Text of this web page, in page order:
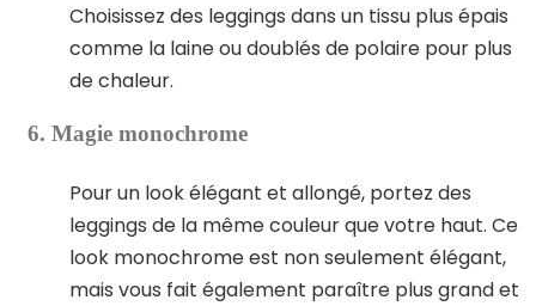
Choisissez des leggings dans un tissu plus épais
comme la laine ou doublés de polaire pour plus
de chaleur.
6. Magie monochrome
Pour un look élégant et allongé, portez des
leggings de la même couleur que votre haut. Ce
look monochrome est non seulement élégant,
mais vous fait également paraître plus grand et